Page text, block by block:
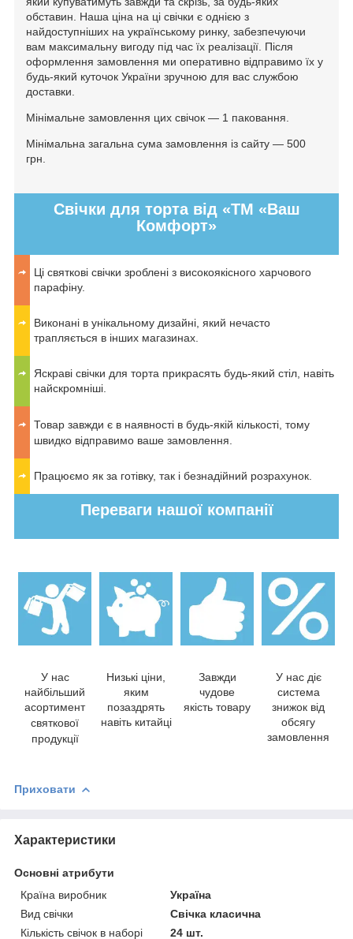
обставин. Наша ціна на ці свічки є однією з
найдоступніших на українському ринку, забезпечуючи
вам максимальну вигоду під час їх реалізації. Після
оформлення замовлення ми оперативно відправимо їх у
будь-який куточок України зручною для вас службою
доставки.
Мінімальне замовлення цих свічок — 1 паковання.
Мінімальна загальна сума замовлення із сайту — 500
грн.
Свічки для торта від «ТМ «Ваш
Комфорт»
Ці святкові свічки зроблені з високоякісного харчового
парафіну.
Виконані в унікальному дизайні, який нечасто
трапляється в інших магазинах.
Яскраві свічки для торта прикрасять будь-який стіл, навіть
найскромніші.
Товар завжди є в наявності в будь-якій кількості, тому
швидко відправимо ваше замовлення.
Працюємо як за готівку, так і безнадійний розрахунок.
Переваги нашої компанії
У нас
найбільший
асортимент
святкової
продукції
Низькі ціни,
яким
позаздрять
навіть китайці
Завжди
чудове
якість товару
У нас діє
система
знижок від
обсягу
замовлення
Приховати
Характеристики
Основні атрибути
Країна виробник
Україна
Вид свічки
Свічка класична
Кількість свічок в наборі
24 шт.